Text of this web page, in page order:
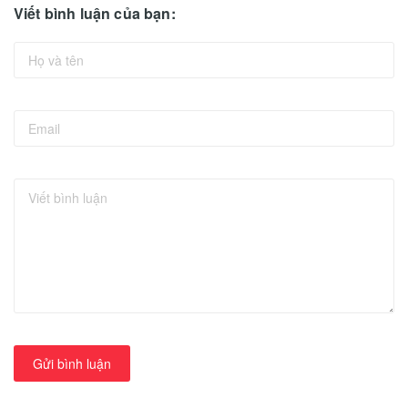
Viết bình luận của bạn:
Gửi bình luận